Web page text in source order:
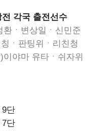
각국 출전선수
ㆍ변상일ㆍ신민준
ㆍ판팅위ㆍ리친청
이야마 유타ㆍ쉬자위
9단
7단